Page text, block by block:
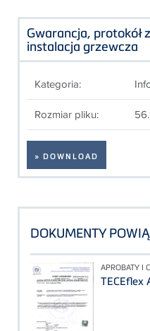
Gwarancja, protokół
instalacja grzewcza
Kategoria:
Rozmiar pliku:
» DOWNLOAD
DOKUMENTY
APROBATY I
TECEflex